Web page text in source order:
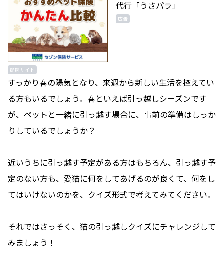
提携サイト
広告
すっかり春の陽気となり、来週から新しい生活を控えてい
る方もいるでしょう。春といえば引っ越しシーズンです
が、ペットと一緒に引っ越す場合に、事前の準備はしっか
りしているでしょうか？
近いうちに引っ越す予定がある方はもちろん、引っ越す予
定のない方も、愛猫に何をしてあげるのが良くて、何をし
てはいけないのかを、クイズ形式で考えてみてください。
それではさっそく、猫の引っ越しクイズにチャレンジして
みましょう！